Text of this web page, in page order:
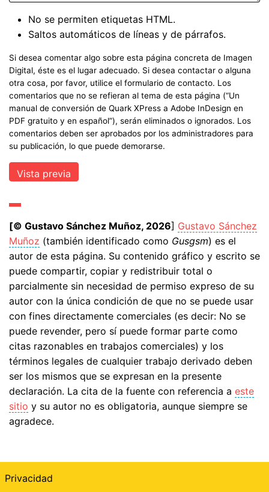
No se permiten etiquetas HTML.
Saltos automáticos de líneas y de párrafos.
Si desea comentar algo sobre esta página concreta de Imagen
Digital, éste es el lugar adecuado. Si desea contactar o alguna
otra cosa, por favor, utilice el formulario de contacto. Los
comentarios que no se refieran al tema de esta página (“Un
manual de conversión de Quark XPress a Adobe InDesign en
PDF gratuito y en español”), serán eliminados o ignorados. Los
comentarios deben ser aprobados por los administradores para
su publicación, lo que puede demorarse.
[© Gustavo Sánchez Muñoz, 2026] Gustavo Sánchez
Muñoz (también identificado como Gusgsm) es el
autor de esta página. Su contenido gráfico y escrito se
puede compartir, copiar y redistribuir total o
parcialmente sin necesidad de permiso expreso de su
autor con la única condición de que no se puede usar
con fines directamente comerciales (es decir: No se
puede revender, pero sí puede formar parte como
citas razonables en trabajos comerciales) y los
términos legales de cualquier trabajo derivado deben
ser los mismos que se expresan en la presente
declaración. La cita de la fuente con referencia a este
sitio y su autor no es obligatoria, aunque siempre se
agradece.
Privacidad